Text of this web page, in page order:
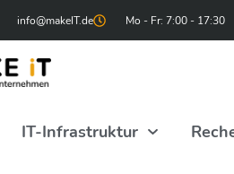
info@makeIT.de Mo - Fr: 7:00 - 17:30
IT-Infrastruktur